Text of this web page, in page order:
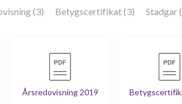
(3) Betygscertifikat (3) Stadgar
Årsredovisning 2019